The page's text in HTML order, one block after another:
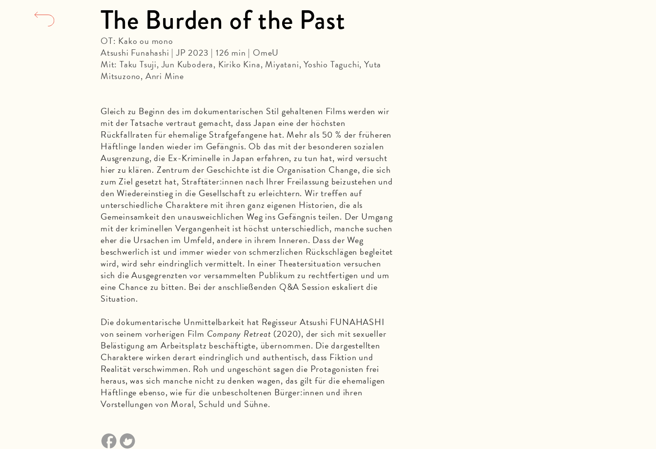
The Burden of the Past
OT: Kako ou mono
Atsushi Funahashi | JP 2023 | 126 min | OmeU
Mit: Taku Tsuji, Jun Kubodera, Kiriko Kina, Miyatani, Yoshio Taguchi, Yuta
Mitsuzono, Anri Mine
Gleich zu Beginn des im dokumentarischen Stil gehaltenen Films werden wir
mit der Tatsache vertraut gemacht, dass Japan eine der höchsten
Rückfallraten für ehemalige Strafgefangene hat. Mehr als 50 % der früheren
Häftlinge landen wieder im Gefängnis. Ob das mit der besonderen sozialen
Ausgrenzung, die Ex-Kriminelle in Japan erfahren, zu tun hat, wird versucht
hier zu klären. Zentrum der Geschichte ist die Organisation Change, die sich
zum Ziel gesetzt hat, Straftäter:innen nach Ihrer Freilassung beizustehen und
den Wiedereinstieg in die Gesellschaft zu erleichtern. Wir treffen auf
unterschiedliche Charaktere mit ihren ganz eigenen Historien, die als
Gemeinsamkeit den unausweichlichen Weg ins Gefängnis teilen. Der Umgang
mit der kriminellen Vergangenheit ist höchst unterschiedlich, manche suchen
eher die Ursachen im Umfeld, andere in ihrem Inneren. Dass der Weg
beschwerlich ist und immer wieder von schmerzlichen Rückschlägen begleitet
wird, wird sehr eindringlich vermittelt. In einer Theatersituation versuchen
sich die Ausgegrenzten vor versammelten Publikum zu rechtfertigen und um
eine Chance zu bitten. Bei der anschließenden Q&A Session eskaliert die
Situation.
Die dokumentarische Unmittelbarkeit hat Regisseur Atsushi FUNAHASHI
von seinem vorherigen Film Company Retreat (2020), der sich mit sexueller
Belästigung am Arbeitsplatz beschäftigte, übernommen. Die dargestellten
Charaktere wirken derart eindringlich und authentisch, dass Fiktion und
Realität verschwimmen. Roh und ungeschönt sagen die Protagonisten frei
heraus, was sich manche nicht zu denken wagen, das gilt für die ehemaligen
Häftlinge ebenso, wie für die unbescholtenen Bürger:innen und ihren
Vorstellungen von Moral, Schuld und Sühne.